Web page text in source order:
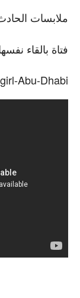
ملابسات
فتاة بالقاء
Abu-Dhabi